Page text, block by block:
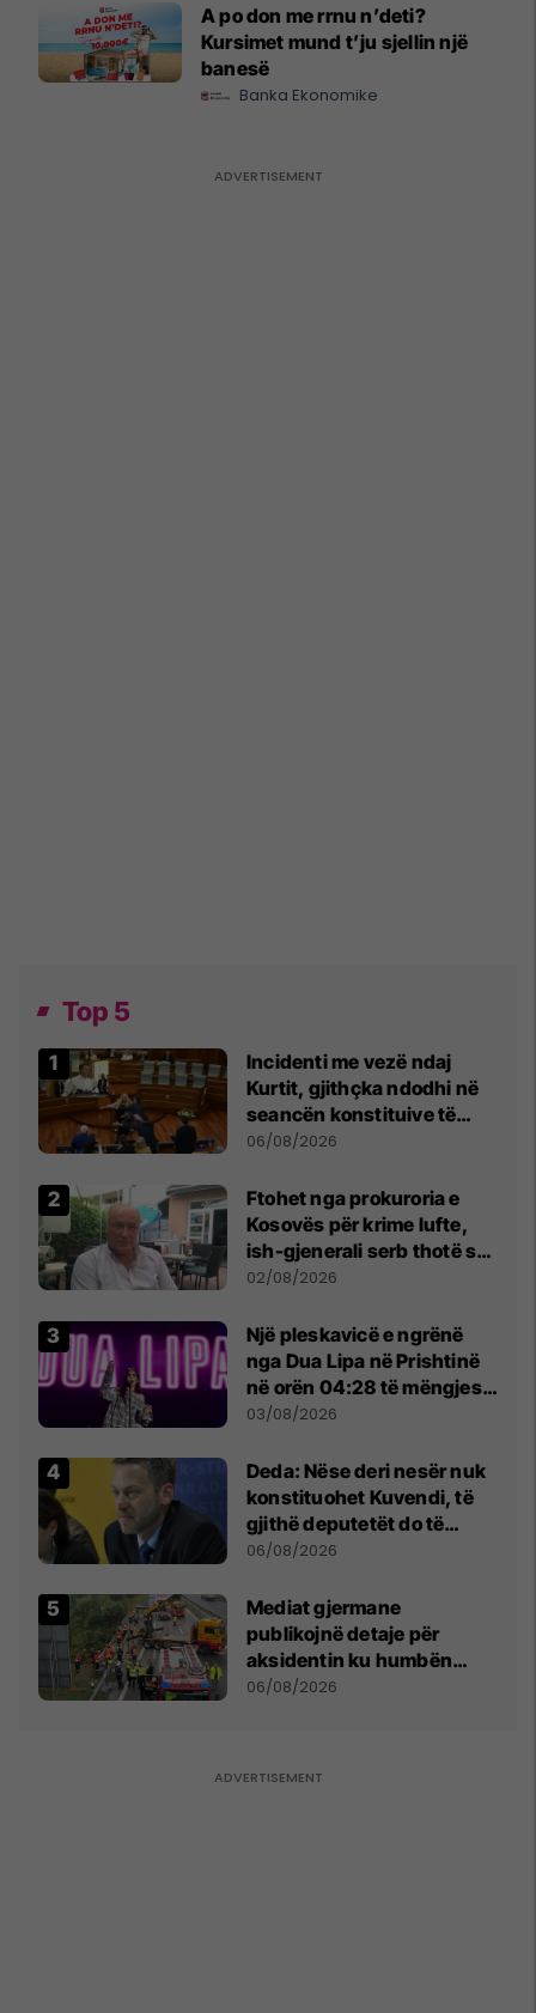
A po don me rrnu n’deti?
Kursimet mund t’ju sjellin një
banesë
Banka Ekonomike
Top 5
Incidenti me vezë ndaj
Kurtit, gjithçka ndodhi në
seancën konstituive të
Kuvendit
06/08/2026
Ftohet nga prokuroria e
Kosovës për krime lufte,
ish-gjenerali serb thotë se
dikush e tradhtoi në
02/08/2026
Një pleskavicë e ngrënë
nga Dua Lipa në Prishtinë
në orën 04:28 të mëngjesit
- dhe bota digjitale serbe
03/08/2026
Deda: Nëse deri nesër nuk
konstituohet Kuvendi, të
gjithë deputetët do të
bëjnë shkelje të rëndë
06/08/2026
Mediat gjermane
publikojnë detaje për
aksidentin ku humbën
jetën tre mërgimtarë nga
06/08/2026